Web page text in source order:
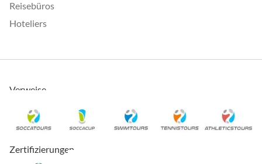
Reisebüros
Hoteliers
Verweise
Zertifizierungen